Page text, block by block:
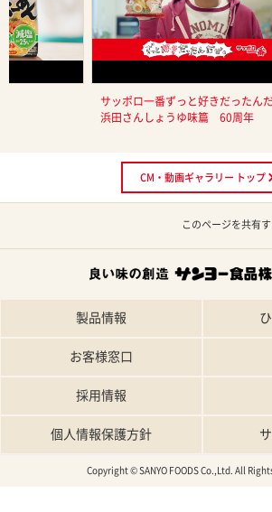
サッポロ一番ずっと好きだったんだ
浜田さんしょうゆ味篇 60周年
CM・動画ギャラリー トップ
このページを共有す
製品情報
お客様窓口
採用情報
個人情報保護方針
Copyright © SANYO FOODS Co.,Ltd. All